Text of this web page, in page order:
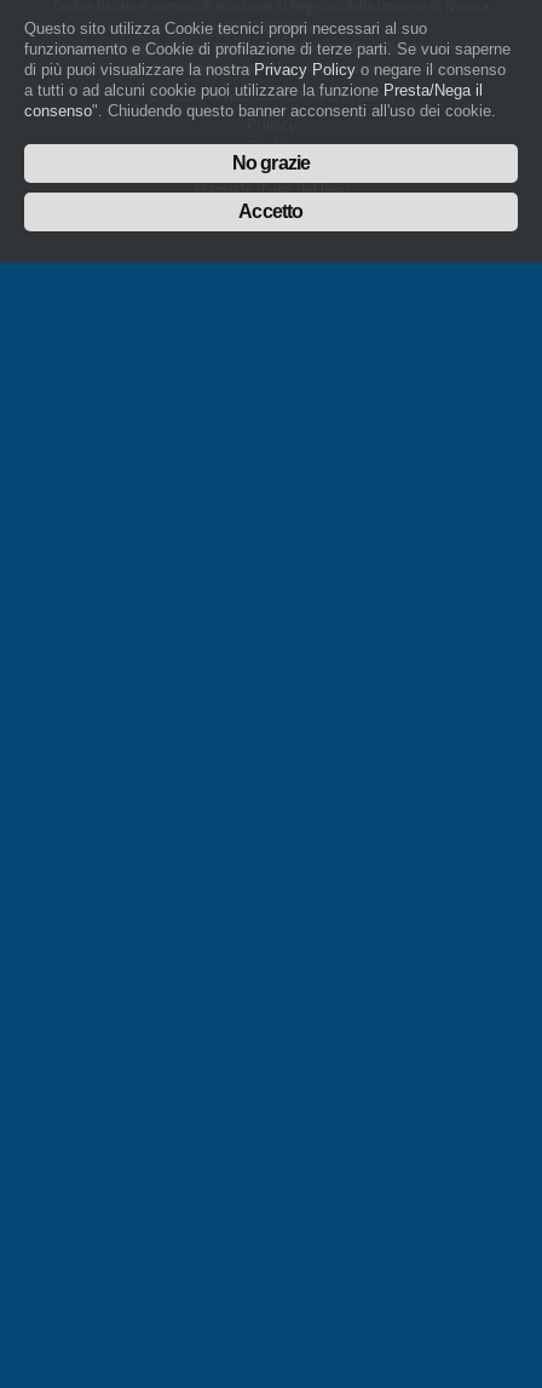
01436930034
artigiani.it è registrato nel Registro della Stampa Periodica con il nr. 562
con Decreto del Presidente del Tribunale di Novara del 07/03/13
Direttore Responsabile: Amleto Impaloni
Privacy
Cookie
Whistleblowing
Manuale d'uso del logo
Policy sulla Parità di genere
Questo sito utilizza Cookie tecnici propri necessari al suo
funzionamento e Cookie di profilazione di terze parti. Se vuoi saperne
di più puoi visualizzare la nostra Privacy Policy o negare il consenso
a tutti o ad alcuni cookie puoi utilizzare la funzione Presta/Nega il
consenso". Chiudendo questo banner acconsenti all'uso dei cookie.
No grazie
Accetto